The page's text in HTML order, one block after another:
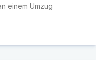
einem Umzug